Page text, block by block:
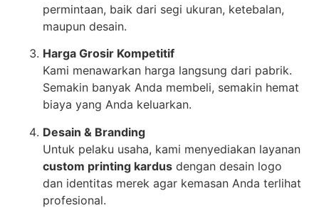
permintaan, baik dari segi ukuran, ketebalan,
maupun desain.
Harga Grosir Kompetitif
Kami menawarkan harga langsung dari pabrik.
Semakin banyak Anda membeli, semakin hemat
biaya yang Anda keluarkan.
Desain & Branding
Untuk pelaku usaha, kami menyediakan layanan
custom printing kardus dengan desain logo
dan identitas merek agar kemasan Anda terlihat
profesional.